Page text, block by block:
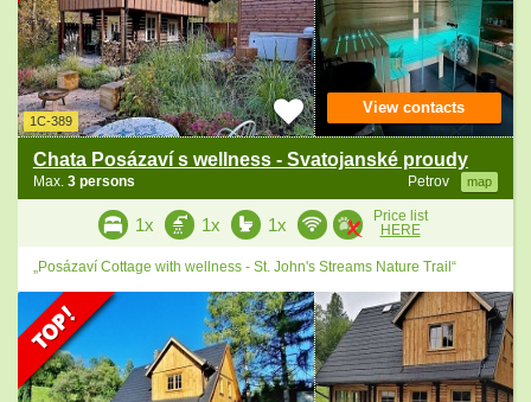
1C-389
Chata Posázaví s wellness - Svatojanské proudy
Petrov map
Max. 3 persons
View contacts
1x 1x 1x
Price list
HERE
„Posázaví Cottage with wellness - St. John's Streams Nature Trail“